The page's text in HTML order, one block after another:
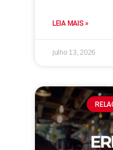
LEIA MAIS »
julho 13, 2026